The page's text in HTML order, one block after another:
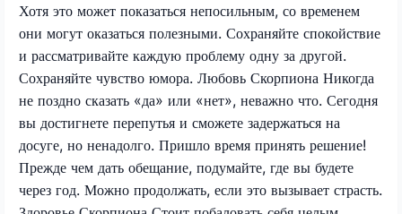
Хотя это может показаться непосильным, со временем
они могут оказаться полезными. Сохраняйте спокойствие
и рассматривайте каждую проблему одну за другой.
Сохраняйте чувство юмора. Любовь Скорпиона Никогда
не поздно сказать «да» или «нет», неважно что. Сегодня
вы достигнете перепутья и сможете задержаться на
досуге, но ненадолго. Пришло время принять решение!
Прежде чем дать обещание, подумайте, где вы будете
через год. Можно продолжать, если это вызывает страсть.